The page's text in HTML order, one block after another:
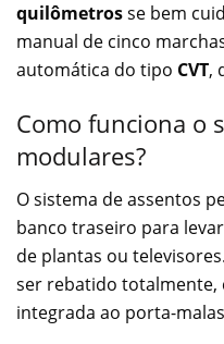
quilômetrosse bem
manual de cinco
automática do tipo CVT,
Como funciona o
modulares?
O sistema de assentos
banco traseiro para
de plantas ou
ser rebatido totalmente,
integrada ao porta-